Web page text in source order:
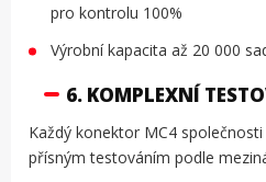
pro kontrolu 100%
Výrobní kapacita až 20 000
6. KOMPLEXNÍ
Každý konektor MC4
přísným testováním podle